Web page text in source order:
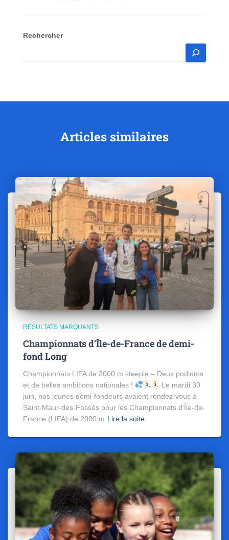
Rechercher
Articles similaires
RÉSULTATS MARQUANTS
Championnats d’Île-de-France de demi-
fond Long
Championnats LIFA de 2000 m steeple – Deux podiums
et de belles ambitions nationales !
Le mardi 30
juin, nos jeunes demi-fondeurs avaient rendez-vous à
Saint-Maur-des-Fossés pour les Championnats d’Île-de-
France (LIFA) de 2000 m Lire la suite